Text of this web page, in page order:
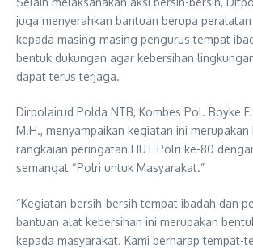
juga menyerahkan bantuan berupa
kepada masing-masing pengurus tempat
bentuk dukungan agar kebersihan
dapat terus terjaga.
Dirpolairud Polda NTB, Kombes Pol. Boyke
M.H., menyampaikan kegiatan ini merupakan
rangkaian peringatan HUT Polri ke-80
semangat “Polri untuk Masyarakat.”
“Kegiatan bersih-bersih tempat ibadah dan
bantuan alat kebersihan ini merupakan
kepada masyarakat. Kami berharap tempat-